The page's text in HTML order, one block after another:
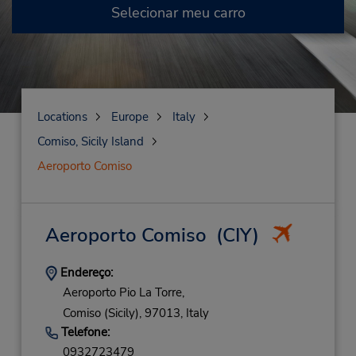
Selecionar meu carro
Locations Europe
Italy
Comiso, Sicily Island
Aeroporto Comiso
Aeroporto Comiso (CIY)
Endereço:
Aeroporto Pio La Torre,
Comiso (Sicily), 97013, Italy
Telefone:
0932723479